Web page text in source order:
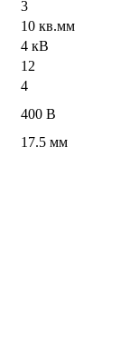
3
10 кв.мм
4 кВ
12
4
400 В
17.5 мм